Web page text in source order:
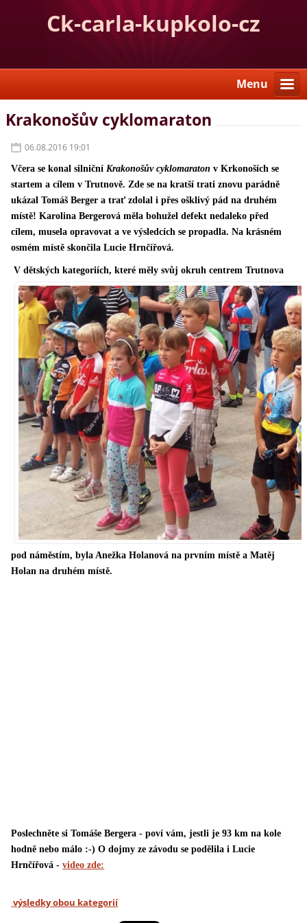
Ck-carla-kupkolo-cz
Menu
Krakonošův cyklomaraton
06.08.2016 19:01
Včera se konal silničníKrakonošův cyklomaraton v Krkonoších se
startem a cílem v Trutnově. Zde se na kratší trati znovu parádně
ukázalTomáš Berger a trať zdolal i přes ošklivý pádna druhém
místě!Karolina Bergerová měla bohužel defekt nedaleko před
cílem, musela opravovat a ve výsledcích se propadla. Na krásném
osmém místě skončila Lucie Hrnčířová.
V dětských kategoriích, které měly svůj okruh centrem Trutnova
pod náměstím, byla Anežka Holanová na prvním místě aMatěj
Holan na druhém místě.
Poslechněte si Tomáše Bergera - poví vám, jestli je 93 km na kole
hodně nebo málo :-) O dojmy ze závodu se podělila i Lucie
Hrnčířová -video zde:
výsledky obou kategorií